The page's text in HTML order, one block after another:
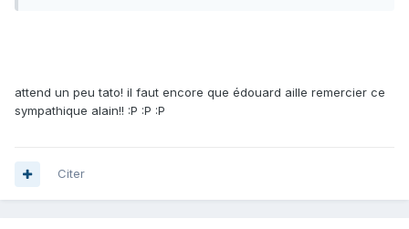
attend un peu tato! il faut encore que édouard aille remercier ce
sympathique alain!! :P :P :P
Citer